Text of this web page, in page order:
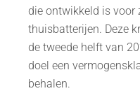
die ontwikkeld is voor
thuisbatterijen. Deze
de tweede helft van
doel een
behalen.